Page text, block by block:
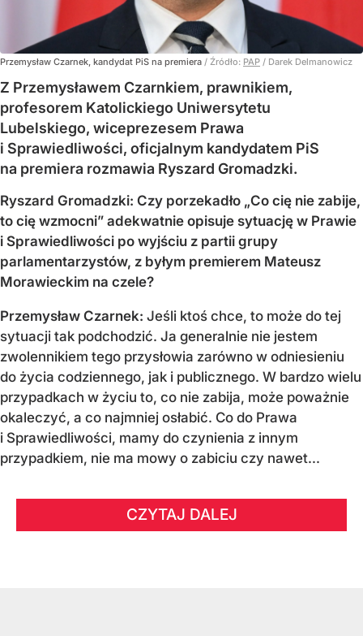
Przemysław Czarnek, kandydat PiS na premiera / Źródło: PAP / Darek Delmanowicz
Z Przemysławem Czarnkiem, prawnikiem,
profesorem Katolickiego Uniwersytetu
Lubelskiego, wiceprezesem Prawa
i Sprawiedliwości, oficjalnym kandydatem PiS
na premiera rozmawia Ryszard Gromadzki.
Ryszard Gromadzki: Czy porzekadło „Co cię nie zabije,
to cię wzmocni” adekwatnie opisuje sytuację w Prawie
i Sprawiedliwości po wyjściu z partii grupy
parlamentarzystów, z byłym premierem Mateusz
Morawieckim na czele?
Przemysław Czarnek: Jeśli ktoś chce, to może do tej
sytuacji tak podchodzić. Ja generalnie nie jestem
zwolennikiem tego przysłowia zarówno w odniesieniu
do życia codziennego, jak i publicznego. W bardzo wielu
przypadkach w życiu to, co nie zabija, może poważnie
okaleczyć, a co najmniej osłabić. Co do Prawa
i Sprawiedliwości, mamy do czynienia z innym
przypadkiem, nie ma mowy o zabiciu czy nawet...
CZYTAJ DALEJ